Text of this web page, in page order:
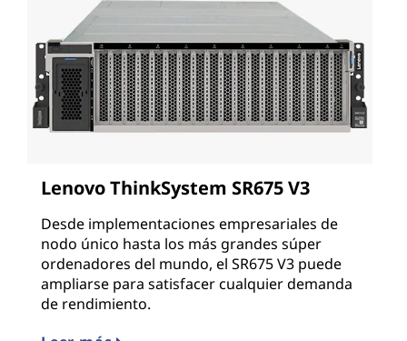
Lenovo ThinkSystem SR675 V3
Desde implementaciones empresariales de
nodo único hasta los más grandes súper
ordenadores del mundo, el SR675 V3 puede
ampliarse para satisfacer cualquier demanda
de rendimiento.